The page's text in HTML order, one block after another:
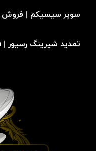
سوپر سیسیکم | فروش
تمدید شیرینگ رسیور | cccam